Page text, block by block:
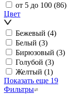
от 5 до 100 (86)
Цвет
Бежевый (4)
Белый (3)
Бирюзовый (3)
Голубой (3)
Желтый (1)
Показать еще 19
Фильтры